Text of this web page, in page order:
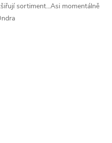
sortiment...Asi momentálně